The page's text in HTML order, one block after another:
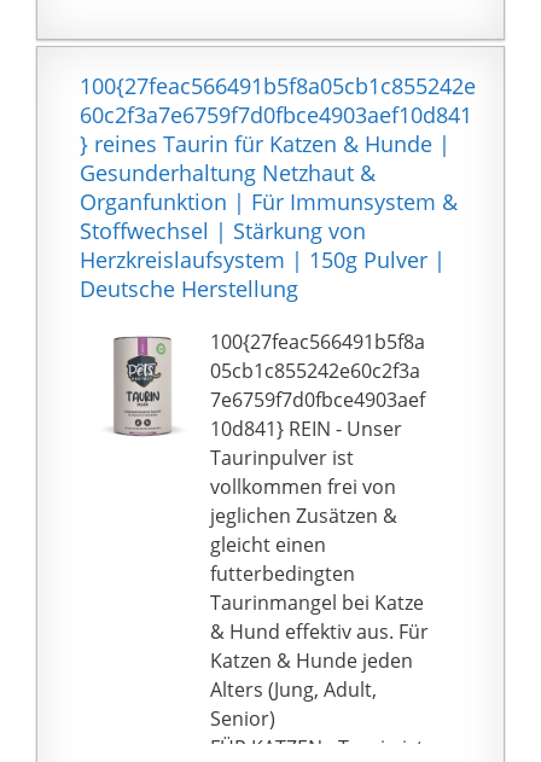
links oben, neben dem
Produktfoto.
100{27feac566491b5f8a05cb1c855242e
60c2f3a7e6759f7d0fbce4903aef10d841
} reines Taurin für Katzen & Hunde |
Gesunderhaltung Netzhaut &
Organfunktion | Für Immunsystem &
Stoffwechsel | Stärkung von
Herzkreislaufsystem | 150g Pulver |
Deutsche Herstellung
100{27feac566491b5f8a
05cb1c855242e60c2f3a
7e6759f7d0fbce4903aef
10d841} REIN - Unser
Taurinpulver ist
vollkommen frei von
jeglichen Zusätzen &
gleicht einen
futterbedingten
Taurinmangel bei Katze
& Hund effektiv aus. Für
Katzen & Hunde jeden
Alters (Jung, Adult,
Senior)
FÜR KATZEN - Taurin ist